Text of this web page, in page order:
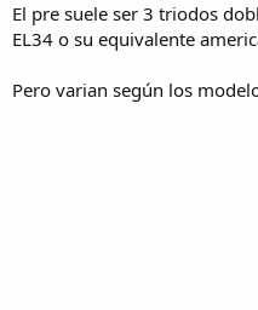
El pre suele ser 3 triodos
EL34 o su equivalente
Pero varian según los